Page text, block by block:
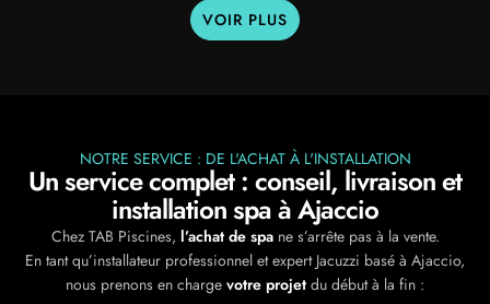
VOIR PLUS
NOTRE SERVICE : DE L'ACHAT À L'INSTALLATION
Un service complet : conseil, livraison et
installation spa à Ajaccio
Chez TAB Piscines, l’achat de spane s’arrête pas à la vente.
En tant qu’installateur professionnel et expert Jacuzzi basé à Ajaccio,
nous prenons en charge votre projet du début à la fin :